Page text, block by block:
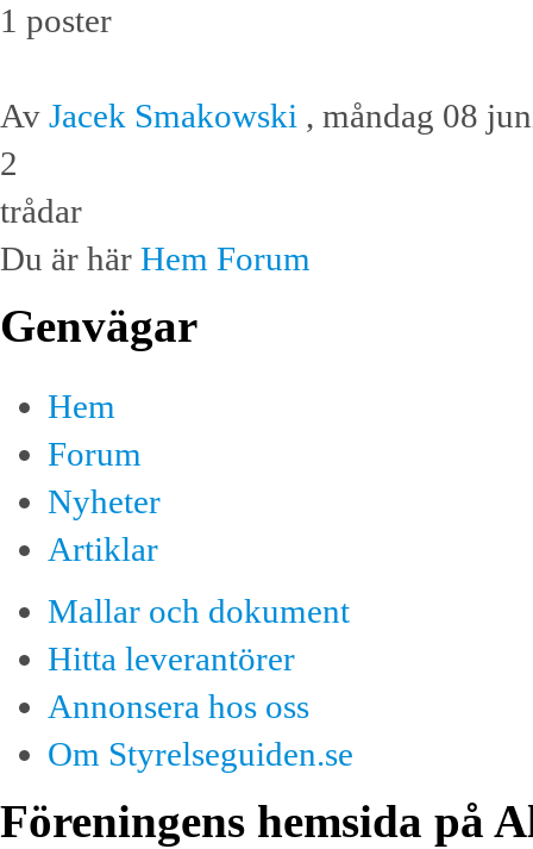
1 poster
Av Jacek Smakowski , måndag 08
2
trådar
Du är här Hem Forum
Genvägar
Hem
Forum
Nyheter
Artiklar
Mallar och dokument
Hitta leverantörer
Annonsera hos oss
Om Styrelseguiden.se
Föreningens hemsida på